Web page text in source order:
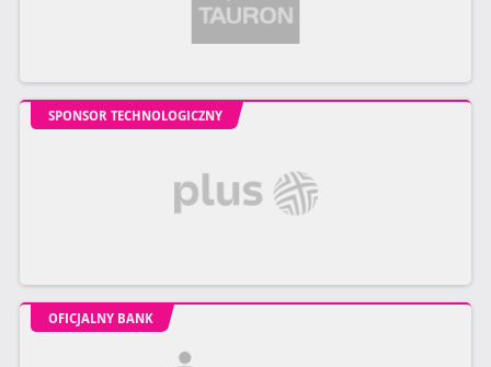
SPONSOR TECHNOLOGICZNY
OFICJALNY BANK